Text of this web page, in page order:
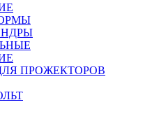
ПРОЖЕКТОРОВ